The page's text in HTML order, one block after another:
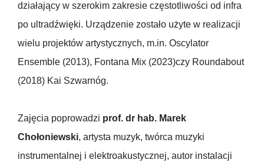
działający w szerokim zakresie częstotliwości od infra
po ultradźwięki. Urządzenie zostało użyte w realizacji
wielu projektów artystycznych, m.in. Oscylator
Ensemble (2013), Fontana Mix (2023)czy Roundabout
(2018) Kai Szwarnóg.
Zajęcia poprowadzi prof. dr hab. Marek
Chołoniewski, artysta muzyk, twórca muzyki
instrumentalnej i elektroakustycznej, autor instalacji